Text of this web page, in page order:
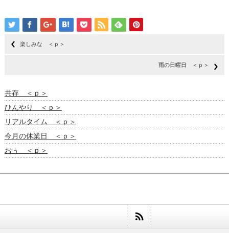
楽しみな ＜ｐ＞
雨の日曜日 ＜ｐ＞
共存 ＜ｐ＞
ひんやり ＜ｐ＞
リアルタイム ＜ｐ＞
今月の休業日 ＜ｐ＞
おぅ ＜ｐ＞